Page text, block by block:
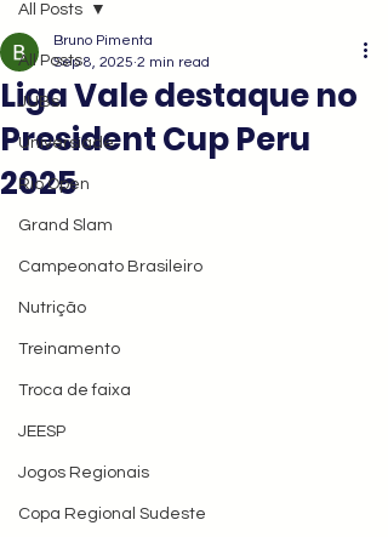
All Posts
JUBs
Universíade
Rio Open
Grand Slam
Campeonato Brasileiro
Nutrição
Treinamento
Troca de faixa
JEESP
Jogos Regionais
Copa Regional Sudeste
All Posts
Liga Vale destaque no
President Cup Peru
2025
Bruno Pimenta
Sep 8, 2025 2 min read